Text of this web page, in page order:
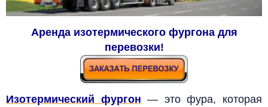
Аренда изотермического фургона для
перевозки!
Изотермический фургон — это фура, которая